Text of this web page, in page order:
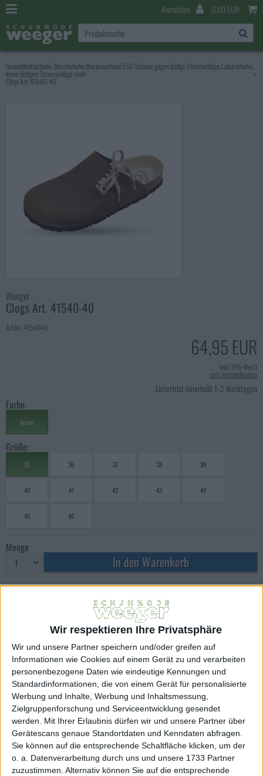
Wir respektieren Ihre Privatsphäre
Wir und unsere Partner speichern und/oder greifen auf
Informationen wie Cookies auf einem Gerät zu und verarbeiten
personenbezogene Daten wie eindeutige Kennungen und
Standardinformationen, die von einem Gerät für personalisierte
Werbung und Inhalte, Werbung und Inhaltsmessung,
Zielgruppenforschung und Serviceentwicklung gesendet
werden. Mit Ihrer Erlaubnis dürfen wir und unsere Partner über
Gerätescans genaue Standortdaten und Kenndaten abfragen.
Sie können auf die entsprechende Schaltfläche klicken, um der
o. a. Datenverarbeitung durch uns und unsere 1733 Partner
zuzustimmen. Alternativ können Sie auf die entsprechende
Anmelden 0,00 EUR
Gesundheitsschuhe, Berufschuhe,Markenschuhe,ESD-Schuhe gegen lästige Stromschläge,Laborschuhe,
keine lästigen Stromschläge mehr >
Clogs Art. 41540-40
Weeger
Clogs Art. 41540-40
Art.Nr.: 4154040
64,95 EUR
Inkl. 19% MwSt
zzgl. Versandkosten
Lieferfrist innerhalb 1-3 Werktagen
Farbe:
braun
Größe:
35 36 37 38 39
40 41 42 43 44
45 46
Menge
BESCHREIBUNG
Unisex-Clog für Damen u. Herren, Obermaterial in weichem Nubukleder,
seitliche Schnürung, hochwertiges Naturkork-Luftpolsterfußbett, Decksohle
Leder, strapazierfähige EVA Laufsohle
WEITERE ARTIKEL
Alles in Damenclogs
Alles in DAMEN
Alles von Weeger
Alles von Weeger in Damenclogs
Alles von Weeger in DAMEN
WEITERE AKTIONEN